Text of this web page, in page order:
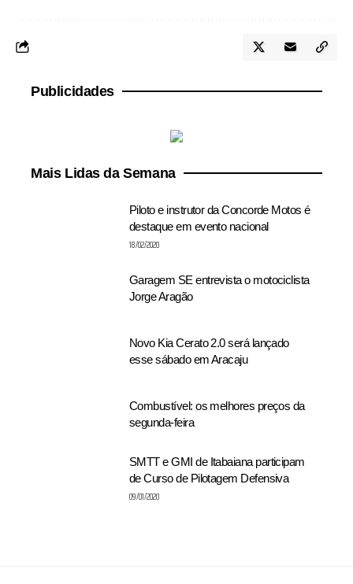
Publicidades
Mais Lidas da Semana
Piloto e instrutor da Concorde Motos é
destaque em evento nacional
18/02/2020
Garagem SE entrevista o motociclista
Jorge Aragão
Novo Kia Cerato 2.0 será lançado
esse sábado em Aracaju
Combustível: os melhores preços da
segunda-feira
SMTT e GMI de Itabaiana participam
de Curso de Pilotagem Defensiva
09/01/2020